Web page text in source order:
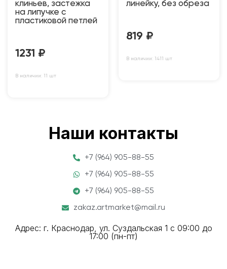
клиньев, застежка
на липучке с
пластиковой петлей
1231 ₽
В наличии: 11 шт
линейку, без обреза
819 ₽
В наличии: 1411 шт
Наши контакты
+7 (964) 905-88-55
+7 (964) 905-88-55
+7 (964) 905-88-55
zakaz.artmarket@mail.ru
Адрес: г. Краснодар, ул. Суздальская 1 с 09:00 до
17:00 (пн-пт)